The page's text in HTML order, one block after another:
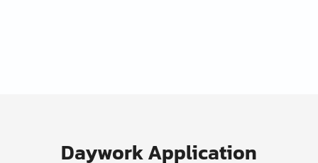
Daywork Application